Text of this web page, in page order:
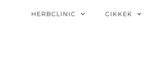
HERBCLINIC CIKKEK